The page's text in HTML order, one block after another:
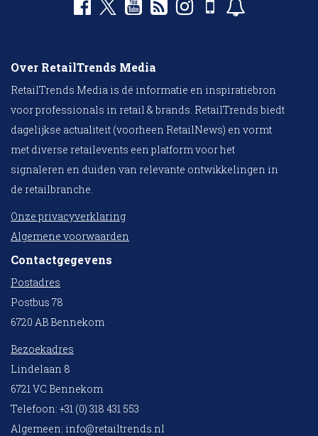
Over RetailTrends Media
RetailTrends Media is dé informatie en inspiratiebron
voor professionals in retail & brands. RetailTrends biedt
dagelijkse actualiteit (voorheen RetailNews) en vormt
met diverse retailevents een platform voor het
signaleren en duiden van relevante ontwikkelingen in
de retailbranche.
Onze privacyverklaring
Algemene voorwaarden
Contactgegevens
Postadres
Postbus 78
6720 AB Bennekom
Bezoekadres
Lindelaan 8
6721 VC Bennekom
Telefoon: +31 (0) 318 431 553
Algemeen: info@retailtrends.nl